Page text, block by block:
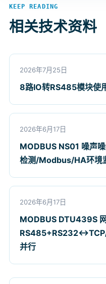
KEEP READING
相关技术资料
2026年7月25日
8路IO转RS485模块使
2026年6月17日
MODBUS NS01 噪声
检测/Modbus/HA环境
2026年6月17日
MODBUS DTU439S
并行